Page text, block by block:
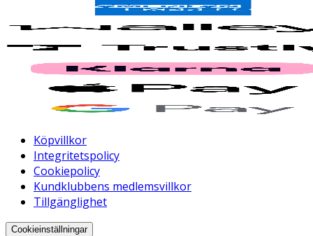
Köpvillkor
Integritetspolicy
Cookiepolicy
Kundklubbens medlemsvillkor
Tillgänglighet
Cookieinställningar